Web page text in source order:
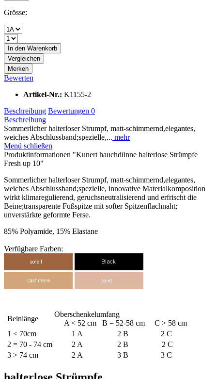
Grösse:
In den Warenkorb
Vergleichen
Merken
Bewerten
Artikel-Nr.: K1155-2
Beschreibung Bewertungen 0
Beschreibung
Sommerlicher halterloser Strumpf, matt-schimmernd,elegantes,
weiches Abschlussband;spezielle,... mehr
Menü schließen
Produktinformationen "Kunert hauchdünne halterlose Strümpfe
Fresh up 10"
Sommerlicher halterloser Strumpf, matt-schimmernd,elegantes,
weiches Abschlussband;spezielle, innovative Materialkomposition
wirkt klimaregulierend, geruchsneutralisierend und erfrischt die
Beine;transparente Fußspitze mit softer Spitzenflachnaht;
unverstärkte geformte Ferse.
85% Polyamide, 15% Elastane
Verfügbare Farben:
Beinlänge
Oberschenkelumfang
A < 52 cm B = 52-58 cm C > 58 cm
1 < 70cm
1 A 2 B
2 C
2 = 70 - 74 cm
2 A 2 B
2 C
3 > 74 cm
2 A 3 B 3 C